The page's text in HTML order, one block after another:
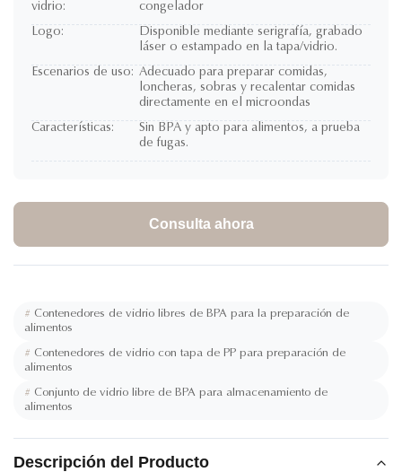
vidrio:
congelador
Logo:
Disponible mediante serigrafía, grabado
láser o estampado en la tapa/vidrio.
Escenarios de uso: Adecuado para preparar comidas,
loncheras, sobras y recalentar comidas
directamente en el microondas
Características:
Sin BPA y apto para alimentos, a prueba
de fugas.
Consulta ahora
# Contenedores de vidrio libres de BPA para la preparación de
alimentos
# Contenedores de vidrio con tapa de PP para preparación de
alimentos
# Conjunto de vidrio libre de BPA para almacenamiento de
alimentos
Descripción del Producto